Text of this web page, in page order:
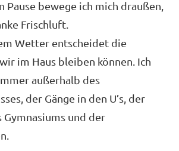
Pause bewege ich mich draußen,
Frischluft.
Wetter entscheidet die
im Haus bleiben können. Ich
außerhalb des
der Gänge in den U’s, der
Gymnasiums und der